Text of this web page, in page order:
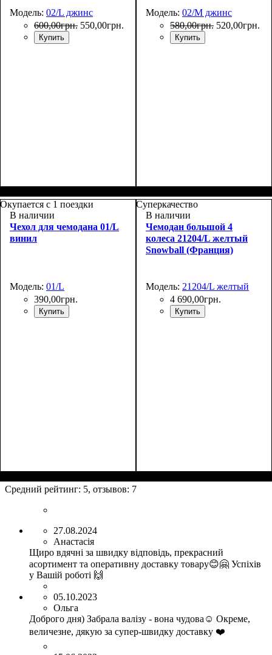
Модель: 02/L джинс
600,00грн. 550,00грн.
Купить
Модель: 02/M джинс
580,00грн. 520,00грн.
Купить
Окупается с 1 поездки
В наличии
Чехол для чемодана 01/L
винил
Модель: 01/L
390,00грн.
Купить
48х24-27
Суперкачество
В наличии
Чемодан большой 4
колеса 21204/L желтый
Snowball (Франция)
Модель: 21204/L желтый
4 690,00грн.
Купить
Средний рейтинг: 5, отзывов: 7
27.08.2024
Анастасія
Щиро вдячні за швидку відповідь, прекрасний
асортимент та оперативну доставку товару😊🤗 Успіхів
у Вашій роботі 🙌
05.10.2023
Ольга
Доброго дня) Забрала валізу - вона чудова☺️ Окреме,
величезне, дякую за супер-швидку доставку ❤️